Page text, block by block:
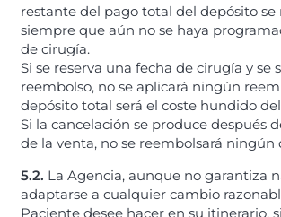
restante del pago total del depósito se
siempre que aún no se haya
de cirugía.
Si se reserva una fecha de cirugía y se
reembolso, no se aplicará ningún
depósito total será el coste hundido
Si la cancelación se produce después
de la venta, no se reembolsará ningún
5.2. La Agencia, aunque no garantiza
adaptarse a cualquier cambio
Paciente desee hacer en su itinerario,